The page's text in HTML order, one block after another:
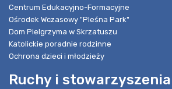
Centrum Edukacyjno-Formacyjne
Ośrodek Wczasowy "Pleśna Park"
Dom Pielgrzyma w Skrzatuszu
Katolickie poradnie rodzinne
Ochrona dzieci i młodzieży
Ruchy i stowarzyszenia